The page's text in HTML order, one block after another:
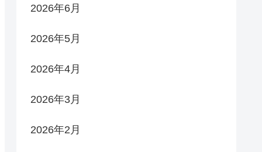
2026年6月
2026年5月
2026年4月
2026年3月
2026年2月